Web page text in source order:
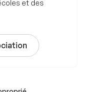
et des